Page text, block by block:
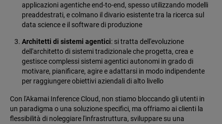
applicazioni agentiche end-to-end, spesso utilizzando modelli
preaddestrati, e colmano il divario esistente tra la ricerca sul
data science e il software di produzione
Architetti di sistemi agentici: si tratta dell'evoluzione
dell'architetto di sistemi tradizionale che progetta, crea e
gestisce complessi sistemi agentici autonomi in grado di
motivare, pianificare, agire e adattarsi in modo indipendente
per raggiungere obiettivi aziendali di alto livello
Con l'Akamai Inference Cloud, non stiamo bloccando gli utenti in
un paradigma o una soluzione specifici, ma offriamo ai clienti la
flessibilità di noleggiare l'infrastruttura, sviluppare su una